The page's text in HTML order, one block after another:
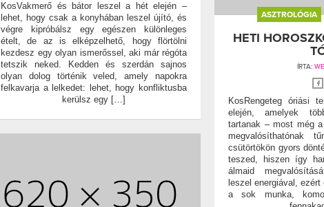
KosVakmerő és bátor leszel a hét elején –
lehet, hogy csak a konyhában leszel újító, és
végre kipróbálsz egy egészen különleges
ételt, de az is elképzelhető, hogy flörtölni
kezdesz egy olyan ismerőssel, aki már régóta
tetszik neked. Kedden és szerdán sajnos
olyan dolog történik veled, amely napokra
felkavarja a lelkedet: lehet, hogy konfliktusba
kerülsz egy […]
ASZTROLÓGIA
HETI
ÍRTA:
KosRengeteg óriási
elején, amelyek
tartanak – most még
megvalósíthatónak
csütörtökön gyors
teszed, hiszen így
álmaid
leszel energiával,
a sok munka,